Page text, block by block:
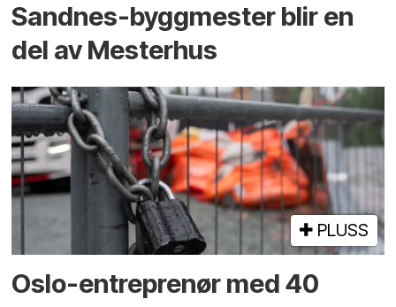
Sandnes-byggmester blir en
del av Mesterhus
PLUSS
Oslo-entreprenør med 40